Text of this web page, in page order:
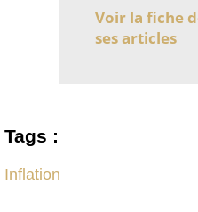
Voir la fiche
ses articles
Tags :
Inflation